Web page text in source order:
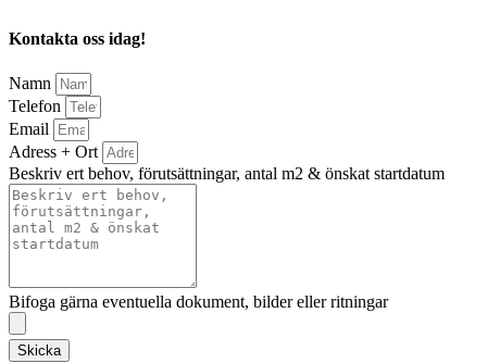
Kontakta oss idag!
Namn
Telefon
Email
Adress + Ort
Beskriv ert behov, förutsättningar, antal m2 & önskat startdatum
Bifoga gärna eventuella dokument, bilder eller ritningar
Skicka